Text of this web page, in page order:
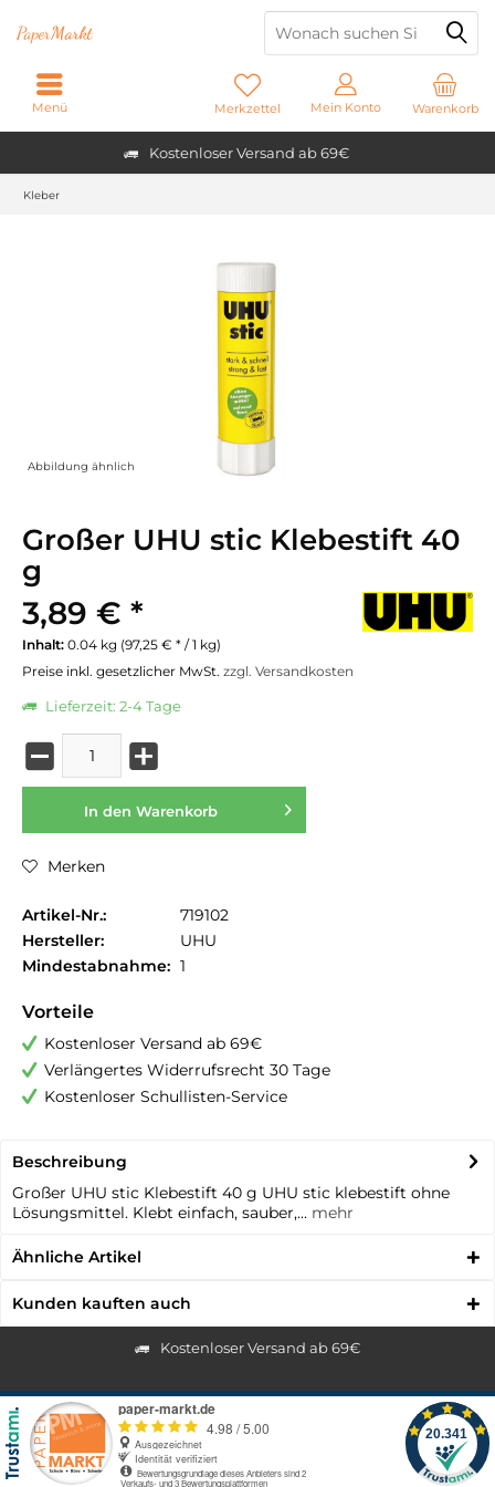
Kostenloser Versand ab 69€
PaperMarkt
Warenkorb
Merkzettel Mein Konto
Menü
Kleber
Abbildung ähnlich
Großer UHU stic Klebestift 40
g
3,89 € *
Inhalt: 0.04 kg (97,25 € * / 1 kg)
Preise inkl. gesetzlicher MwSt. zzgl. Versandkosten
Lieferzeit: 2-4 Tage
In den Warenkorb
Merken
Artikel-Nr.:
719102
Hersteller:
UHU
Mindestabnahme: 1
Vorteile
Kostenloser Versand ab 69€
Verlängertes Widerrufsrecht 30 Tage
Kostenloser Schullisten-Service
Beschreibung
Großer UHU stic Klebestift 40 g UHU stic klebestift ohne
Lösungsmittel. Klebt einfach, sauber,... mehr
Ähnliche Artikel
Kunden kauften auch
Kostenloser Versand ab 69€